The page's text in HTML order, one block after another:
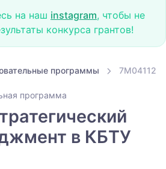
на наш instagram, чтобы не
конкурса грантов!
программы 7M04112
программа
в КБТУ